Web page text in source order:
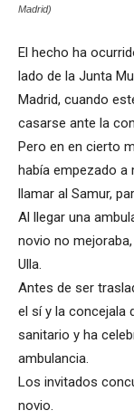
Madrid)
El hecho ha
lado de la Junta
Madrid, cuando
casarse ante la
Pero en en cierto
había empezado a
llamar al Samur,
Al llegar una
novio no
Ulla.
Antes de ser
el sí y la concejala
sanitario y ha
ambulancia.
Los invitados
novio.